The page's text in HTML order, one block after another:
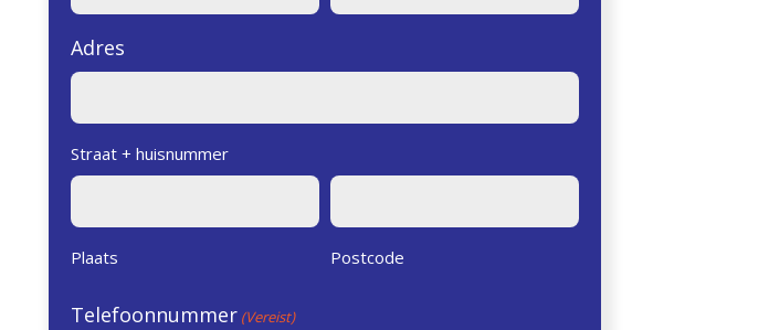
Adres
Straat + huisnummer
Plaats Postcode
Telefoonnummer (Vereist)